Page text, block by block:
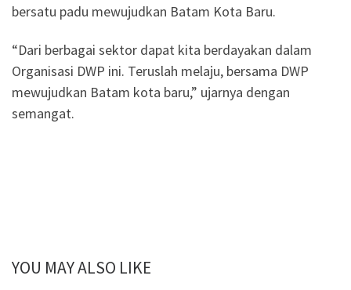
bersatu padu mewujudkan Batam Kota Baru.
“Dari berbagai sektor dapat kita berdayakan dalam
Organisasi DWP ini. Teruslah melaju, bersama DWP
mewujudkan Batam kota baru,” ujarnya dengan
semangat.
YOU MAY ALSO LIKE